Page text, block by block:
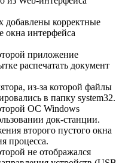
добавлены корректные
окна интерфейса
приложение
распечатать документ
из-за которой файлы
в папку system32.
ОС Windows
док-станции.
второго пустого окна
процесса.
не отображался